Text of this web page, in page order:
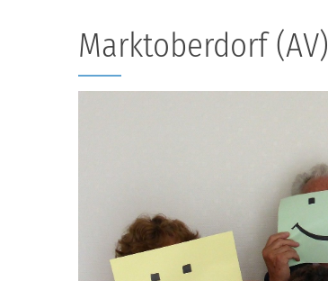
Marktoberdorf (AV)